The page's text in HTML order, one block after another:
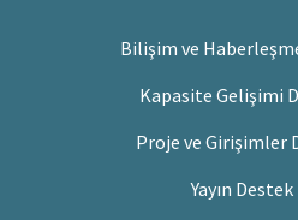
Bilişim ve
Kapasite Gelişimi
Proje ve Girişimler
Yayın